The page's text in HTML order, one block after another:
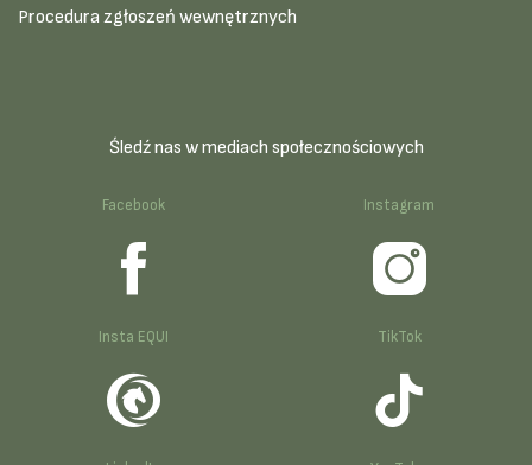
Procedura zgłoszeń wewnętrznych
Śledź nas w mediach społecznościowych
Facebook Instagram
Insta EQUI TikTok